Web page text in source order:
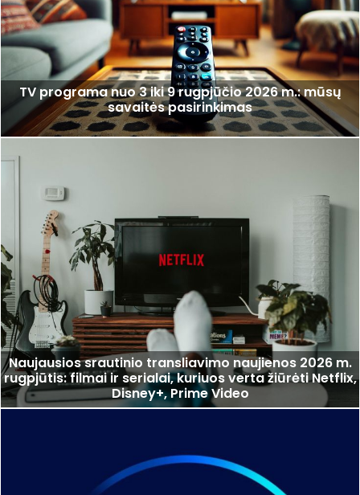
TV programa nuo 3 iki 9 rugpjūčio 2026 m.: mūsų
savaitės pasirinkimas
Naujausios srautinio transliavimo naujienos 2026 m.
rugpjūtis: filmai ir serialai, kuriuos verta žiūrėti Netflix,
Disney+, Prime Video